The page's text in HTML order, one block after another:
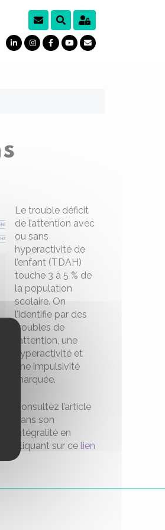
Le trouble déficit
de l’attention avec
ou sans
hyperactivité de
l’enfant (TDAH)
touche 3 à 5 % de
la population
scolaire. On
l’identifie par des
troubles de
l’attention, une
hyperactivité et
une impulsivité
marquée.
Consultez l’article
dans son
intégralité en
cliquant sur ce lien